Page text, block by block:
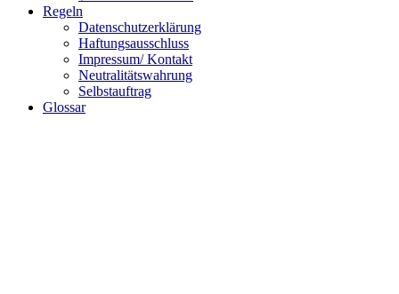
Regeln
Datenschutzerklärung
Haftungsausschluss
Impressum/ Kontakt
Neutralitätswahrung
Selbstauftrag
Glossar